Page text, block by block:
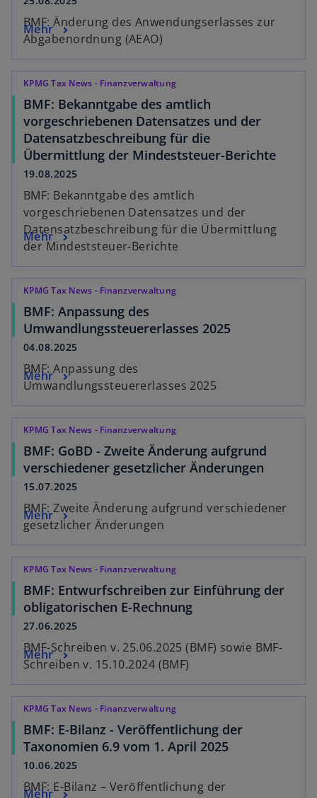
BMF: Änderung des Anwendungserlasses zur
Abgabenordnung (AEAO)
Mehr
KPMG Tax News - Finanzverwaltung
BMF: Bekanntgabe des amtlich
vorgeschriebenen Datensatzes und der
Datensatzbeschreibung für die
Übermittlung der Mindeststeuer-Berichte
19.08.2025
BMF: Bekanntgabe des amtlich
vorgeschriebenen Datensatzes und der
Datensatzbeschreibung für die Übermittlung
der Mindeststeuer-Berichte
Mehr
KPMG Tax News - Finanzverwaltung
BMF: Anpassung des
Umwandlungssteuererlasses 2025
04.08.2025
BMF: Anpassung des
Umwandlungssteuererlasses 2025
Mehr
KPMG Tax News - Finanzverwaltung
BMF: GoBD - Zweite Änderung aufgrund
verschiedener gesetzlicher Änderungen
15.07.2025
BMF: Zweite Änderung aufgrund verschiedener
gesetzlicher Änderungen
Mehr
KPMG Tax News - Finanzverwaltung
BMF: Entwurfschreiben zur Einführung der
obligatorischen E-Rechnung
27.06.2025
BMF-Schreiben v. 25.06.2025 (BMF) sowie BMF-
Schreiben v. 15.10.2024 (BMF)
Mehr
KPMG Tax News - Finanzverwaltung
BMF: E-Bilanz - Veröffentlichung der
Taxonomien 6.9 vom 1. April 2025
10.06.2025
BMF: E-Bilanz – Veröffentlichung der
Mehr